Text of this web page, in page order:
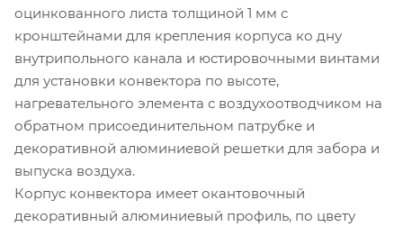
оцинкованного листа толщиной 1 мм с
кронштейнами для крепления корпуса ко дну
внутрипольного канала и юстировочными винтами
для установки конвектора по высоте,
нагревательного элемента с воздухоотводчиком на
обратном присоединительном патрубке и
декоративной алюминиевой решетки для забора и
выпуска воздуха.
Корпус конвектора имеет окантовочный
декоративный алюминиевый профиль, по цвету